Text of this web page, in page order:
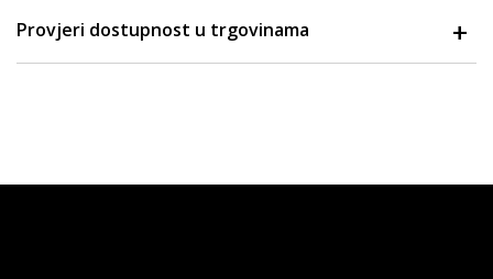
Provjeri dostupnost u trgovinama